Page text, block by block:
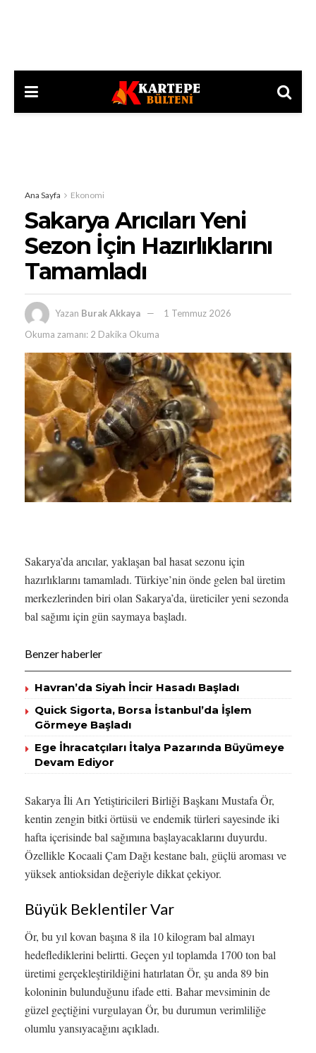
Ana Sayfa Ekonomi
Sakarya Arıcıları Yeni
Sezon İçin Hazırlıklarını
Tamamladı
Yazan Burak Akkaya
1 Temmuz 2026
Okuma zamanı: 2 Dakika Okuma
Sakarya’da arıcılar, yaklaşan bal hasat sezonu için
hazırlıklarını tamamladı. Türkiye’nin önde gelen bal üretim
merkezlerinden biri olan Sakarya’da, üreticiler yeni sezonda
bal sağımı için gün saymaya başladı.
Benzer haberler
Havran’da Siyah İncir Hasadı Başladı
Quick Sigorta, Borsa İstanbul’da İşlem
Görmeye Başladı
Ege İhracatçıları İtalya Pazarında Büyümeye
Devam Ediyor
Sakarya İli Arı Yetiştiricileri Birliği Başkanı Mustafa Ör,
kentin zengin bitki örtüsü ve endemik türleri sayesinde iki
hafta içerisinde bal sağımına başlayacaklarını duyurdu.
Özellikle Kocaali Çam Dağı kestane balı, güçlü aroması ve
yüksek antioksidan değeriyle dikkat çekiyor.
Büyük Beklentiler Var
Ör, bu yıl kovan başına 8 ila 10 kilogram bal almayı
hedeflediklerini belirtti. Geçen yıl toplamda 1700 ton bal
üretimi gerçekleştirildiğini hatırlatan Ör, şu anda 89 bin
koloninin bulunduğunu ifade etti. Bahar mevsiminin de
güzel geçtiğini vurgulayan Ör, bu durumun verimliliğe
olumlu yansıyacağını açıkladı.